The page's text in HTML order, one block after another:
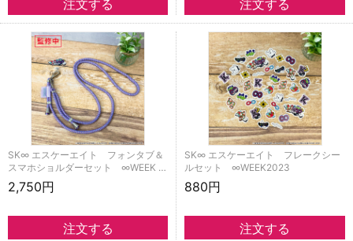
SK∞ エスケーエイト フォンタブ＆
スマホショルダーセット ∞WEEK …
2,750円
SK∞ エスケーエイト フレークシー
ルセット ∞WEEK2023
880円